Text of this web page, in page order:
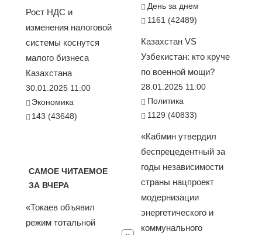
Рост НДС и
изменения налоговой
системы коснутся
малого бизнеса
Казахстана
30.01.2025 11:00
Экономика
143 (43648)
САМОЕ ЧИТАЕМОЕ
ЗА ВЧЕРА
«Токаев объявил
режим тотальной
День за днем
1161 (42489)
Казахстан VS
Узбекистан: кто круче
по военной мощи?
28.01.2025 11:00
Политика
1129 (40833)
«Кабмин утвердил
беспрецедентный за
годы независимости
страны нацпроект
модернизации
энергетического и
коммунального